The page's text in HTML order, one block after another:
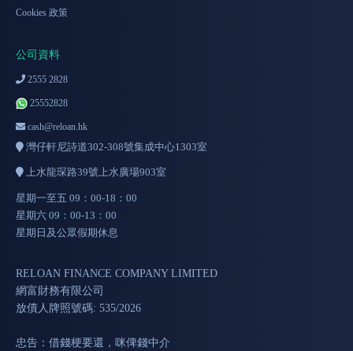
Cookies 政策
公司資料
2555 2828
25552828
cash@reloan.hk
灣仔軒尼詩道302-308號集成中心1303室
上水龍琛路39號上水廣場903室
星期一至五 09：00-18：00
星期六 09：00-13：00
星期日及公眾假期休息
RELOAN FINANCE COMPANY LIMITED
網富財務有限公司
放債人牌照號碼: 535/2026
忠告：借錢梗要還，咪俾錢中介